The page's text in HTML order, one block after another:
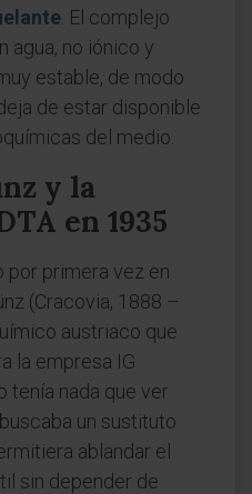
. El complejo
agua, no iónico y
estable, de modo
de estar disponible
del medio.
y la
en 1935
por primera vez en
(Cracovia, 1888 –
austriaco que
la empresa IG
tenía nada que ver
un sustituto
ablandar el
sin depender de